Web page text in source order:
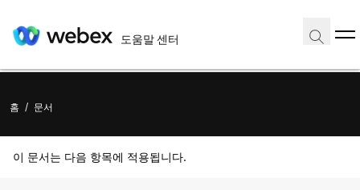
도움말 센터
홈 / 문서
이 문서는 다음 항목에 적용됩니다.